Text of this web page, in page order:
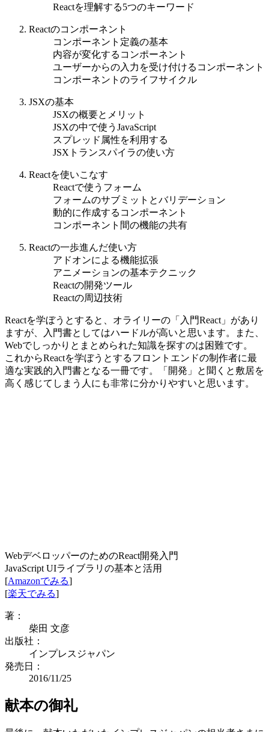
Reactを理解する5つのキーワード
Reactのコンポーネント
コンポーネント定義の基本
内容が変化するコンポーネント
ユーザーからの入力を受け付けるコンポーネント
コンポーネントのライフサイクル
JSXの基本
JSXの概要とメリット
JSXの中で使うJavaScript
スプレッド属性を利用する
JSXトランスパイラの使い方
Reactを使いこなす
Reactで使うフォーム
フォームのサブミットとバリデーション
動的に作成するコンポーネント
コンポーネント間の機能の共有
Reactの一歩進んだ使い方
アドオンによる機能拡張
アニメーションの基本テクニック
Reactの開発ツール
Reactの周辺技術
Reactを学ぼうとすると、オライリーの「入門React」があり
ますが、入門書としてはハードルが高いと思います。また、
Webでしっかりとまとめられた知識を探すのは困難です。
これからReactを学ぼうとするフロントエンドの制作者に最
適な実践的入門書となる一冊です。「開発」と聞くと敷居を
高く感じてしまう人にも非常に分かりやすいと思います。
WebデベロッパーのためのReact開発入門
JavaScript UIライブラリの基本と活用
[Amazonでみる]
[楽天でみる]
著：
柴田 文彦
出版社：
インプレスジャパン
発売日：
2016/11/25
献本の御礼